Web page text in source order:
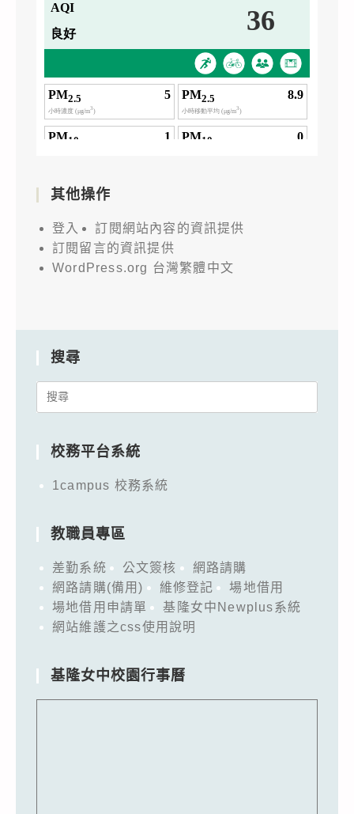
其他操作
登入
訂閱網站內容的資訊提供
訂閱留言的資訊提供
WordPress.org 台灣繁體中文
搜尋
Search
校務平台系統
1campus 校務系統
教職員專區
差勤系統 公文簽核
網路請購
網路請購(備用)
維修登記
場地借用
場地借用申請單
基隆女中Newplus系統
網站維護之css使用說明
基隆女中校園行事曆